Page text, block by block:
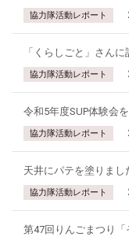
協力隊活動レポート
「くらしごと」さん
協力隊活動レポート
令和5年度SUP体験会
協力隊活動レポート
天井にパテを塗りまし
協力隊活動レポート
第47回りんごまつり「